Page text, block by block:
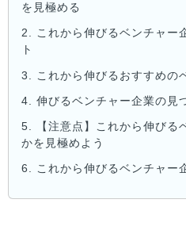
を見極める
2. これから伸びるベンチャー
ト
3. これから伸びるおすすめの
4. 伸びるベンチャー企業の見
5.
【注意点】これから伸び
かを見極めよう
6. これから伸びるベンチャー